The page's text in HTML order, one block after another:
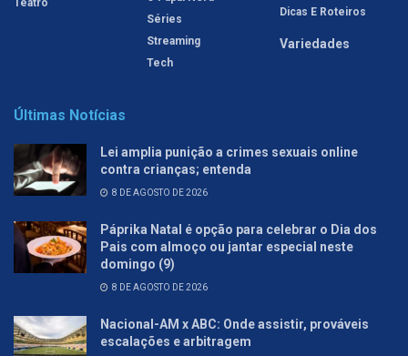
Teatro
Séries
Streaming
Tech
Dicas E Roteiros
Variedades
Últimas Notícias
Lei amplia punição a crimes sexuais online
contra crianças; entenda
8 DE AGOSTO DE 2026
Páprika Natal é opção para celebrar o Dia dos
Pais com almoço ou jantar especial neste
domingo (9)
8 DE AGOSTO DE 2026
Nacional-AM x ABC: Onde assistir, prováveis
escalações e arbitragem